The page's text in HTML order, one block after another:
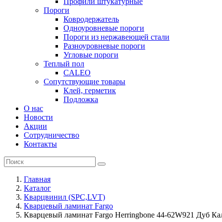
Пороги
Ковродержатель
Одноуровневые пороги
Пороги из нержавеющей стали
Разноуровневые пороги
Угловые пороги
Теплый пол
CALEO
Сопутствующие товары
Клей, герметик
Подложка
О нас
Новости
Акции
Сотрудничество
Контакты
Главная
Каталог
Кварцвинил (SPC,LVT)
Кварцевый ламинат Fargo
Кварцевый ламинат Fargo Herringbone 44-62W921 Дуб